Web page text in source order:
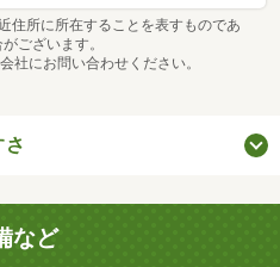
住所に所在することを表すものであ
ございます。
社にお問い合わせください。
など